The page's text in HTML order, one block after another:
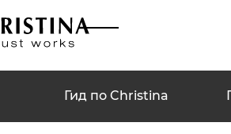
Гид по Christina